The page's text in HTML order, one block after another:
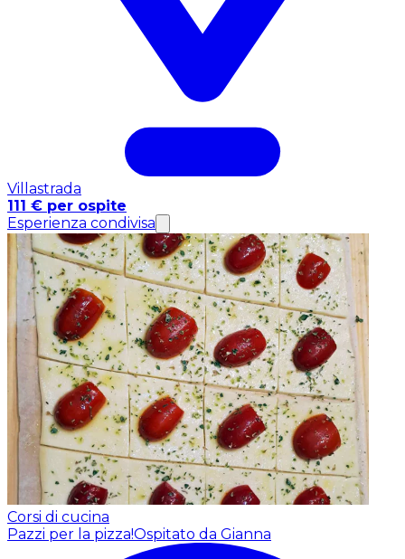
Villastrada
111 € per ospite
Esperienza condivisa
Corsi di cucina
Pazzi per la pizza!Ospitato da Gianna